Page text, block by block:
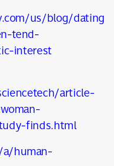
us/blog/dating
tend-
interest
article-
finds.html
human-